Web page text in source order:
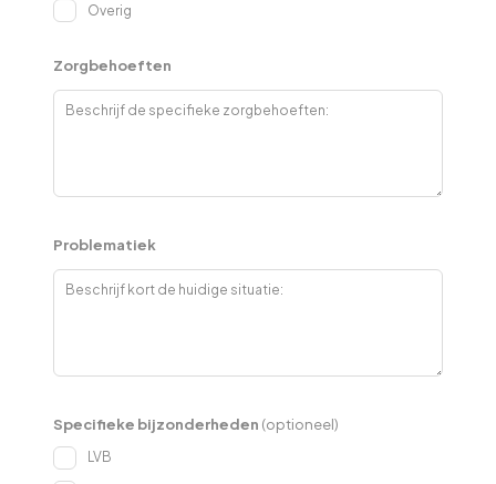
Overig
Zorgbehoeften
Problematiek
Specifieke bijzonderheden (optioneel)
LVB